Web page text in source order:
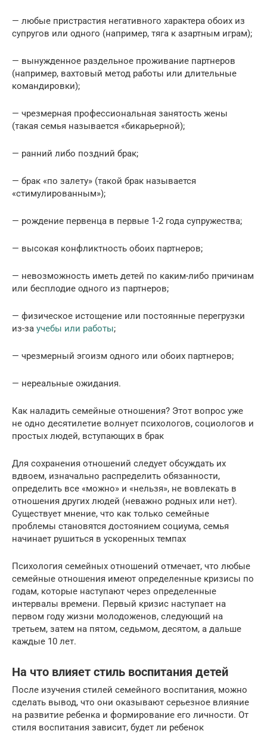
— любые пристрастия негативного характера обоих из
супругов или одного (например, тяга к азартным играм);
— вынужденное раздельное проживание партнеров
(например, вахтовый метод работы или длительные
командировки);
— чрезмерная профессиональная занятость жены
(такая семья называется «бикарьерной);
— ранний либо поздний брак;
— брак «по залету» (такой брак называется
«стимулированным»);
— рождение первенца в первые 1-2 года супружества;
— высокая конфликтность обоих партнеров;
— невозможность иметь детей по каким-либо причинам
или бесплодие одного из партнеров;
— физическое истощение или постоянные перегрузки
из-за учебы или работы;
— чрезмерный эгоизм одного или обоих партнеров;
— нереальные ожидания.
Как наладить семейные отношения? Этот вопрос уже
не одно десятилетие волнует психологов, социологов и
простых людей, вступающих в брак
Для сохранения отношений следует обсуждать их
вдвоем, изначально распределить обязанности,
определить все «можно» и «нельзя», не вовлекать в
отношения других людей (неважно родных или нет).
Существует мнение, что как только семейные
проблемы становятся достоянием социума, семья
начинает рушиться в ускоренных темпах
Психология семейных отношений отмечает, что любые
семейные отношения имеют определенные кризисы по
годам, которые наступают через определенные
интервалы времени. Первый кризис наступает на
первом году жизни молодоженов, следующий на
третьем, затем на пятом, седьмом, десятом, а дальше
каждые 10 лет.
На что влияет стиль воспитания детей
После изучения стилей семейного воспитания, можно
сделать вывод, что они оказывают серьезное влияние
на развитие ребенка и формирование его личности. От
стиля воспитания зависит, будет ли ребенок